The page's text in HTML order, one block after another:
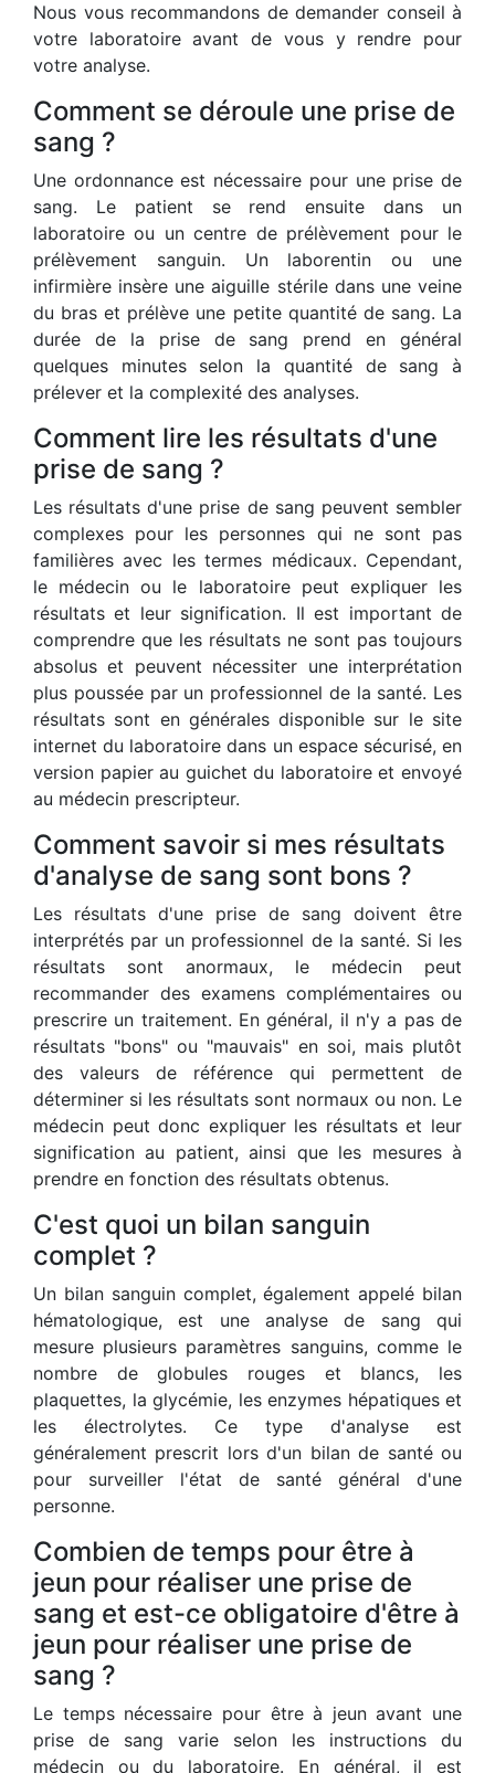
Nous vous recommandons de demander conseil à
votre laboratoire avant de vous y rendre pour
votre analyse.
Comment se déroule une prise de
sang ?
Une ordonnance est nécessaire pour une prise de
sang. Le patient se rend ensuite dans un
laboratoire ou un centre de prélèvement pour le
prélèvement sanguin. Un laborentin ou une
infirmière insère une aiguille stérile dans une veine
du bras et prélève une petite quantité de sang. La
durée de la prise de sang prend en général
quelques minutes selon la quantité de sang à
prélever et la complexité des analyses.
Comment lire les résultats d'une
prise de sang ?
Les résultats d'une prise de sang peuvent sembler
complexes pour les personnes qui ne sont pas
familières avec les termes médicaux. Cependant,
le médecin ou le laboratoire peut expliquer les
résultats et leur signification. Il est important de
comprendre que les résultats ne sont pas toujours
absolus et peuvent nécessiter une interprétation
plus poussée par un professionnel de la santé. Les
résultats sont en générales disponible sur le site
internet du laboratoire dans un espace sécurisé, en
version papier au guichet du laboratoire et envoyé
au médecin prescripteur.
Comment savoir si mes résultats
d'analyse de sang sont bons ?
Les résultats d'une prise de sang doivent être
interprétés par un professionnel de la santé. Si les
résultats sont anormaux, le médecin peut
recommander des examens complémentaires ou
prescrire un traitement. En général, il n'y a pas de
résultats "bons" ou "mauvais" en soi, mais plutôt
des valeurs de référence qui permettent de
déterminer si les résultats sont normaux ou non. Le
médecin peut donc expliquer les résultats et leur
signification au patient, ainsi que les mesures à
prendre en fonction des résultats obtenus.
C'est quoi un bilan sanguin
complet ?
Un bilan sanguin complet, également appelé bilan
hématologique, est une analyse de sang qui
mesure plusieurs paramètres sanguins, comme le
nombre de globules rouges et blancs, les
plaquettes, la glycémie, les enzymes hépatiques et
les électrolytes. Ce type d'analyse est
généralement prescrit lors d'un bilan de santé ou
pour surveiller l'état de santé général d'une
personne.
Combien de temps pour être à
jeun pour réaliser une prise de
sang et est-ce obligatoire d'être à
jeun pour réaliser une prise de
sang ?
Le temps nécessaire pour être à jeun avant une
prise de sang varie selon les instructions du
médecin ou du laboratoire. En général, il est